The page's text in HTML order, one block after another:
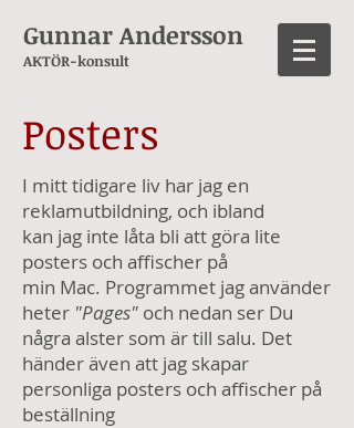
Gunnar Andersson
AKTÖR-konsult
Posters
I mitt tidigare liv har jag en
reklamutbildning, och ibland
kan jag inte låta bli att göra lite
posters och affischer på
min Mac. Programmet jag använder
heter "Pages" och nedan ser Du
några alster som är till salu. Det
händer även att jag skapar
personliga posters och affischer på
beställning